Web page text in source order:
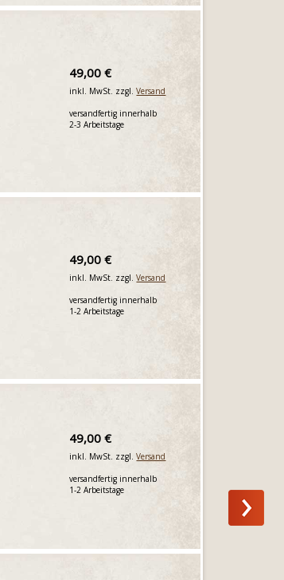
49,00 €
inkl. MwSt. zzgl.Versand
versandfertig innerhalb
2-3 Arbeitstage
49,00 €
inkl. MwSt. zzgl.Versand
versandfertig innerhalb
1-2 Arbeitstage
49,00 €
inkl. MwSt. zzgl.Versand
versandfertig innerhalb
1-2 Arbeitstage